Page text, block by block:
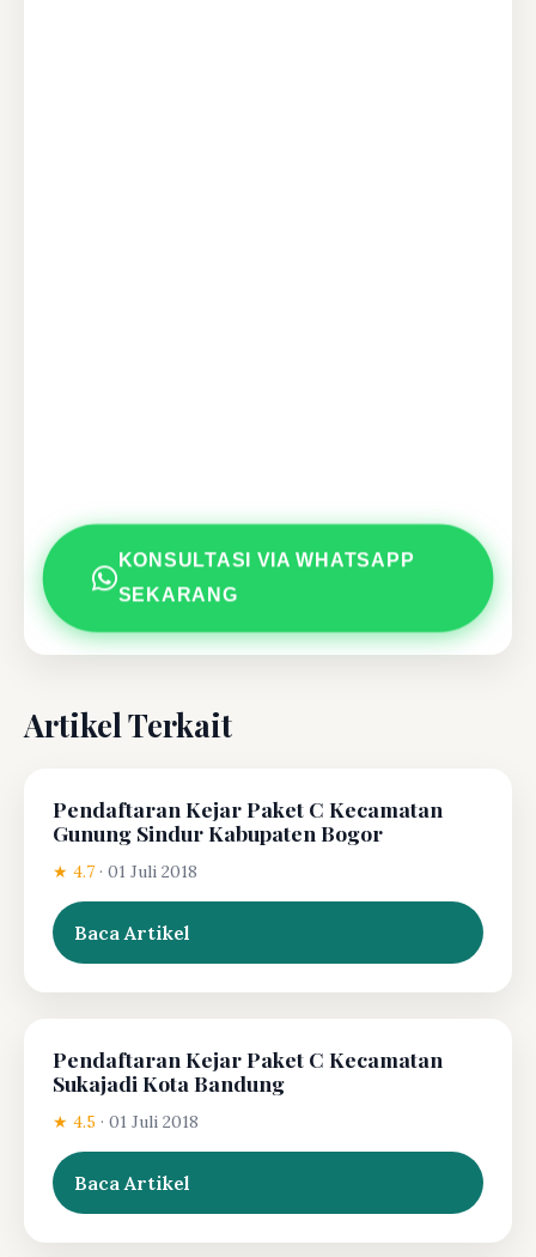
KONSULTASI VIA WHATSAPP
SEKARANG
Artikel Terkait
Pendaftaran Kejar Paket C Kecamatan
Gunung Sindur Kabupaten Bogor
★ 4.7 · 01 Juli 2018
Baca Artikel
Pendaftaran Kejar Paket C Kecamatan
Sukajadi Kota Bandung
★ 4.5 · 01 Juli 2018
Baca Artikel